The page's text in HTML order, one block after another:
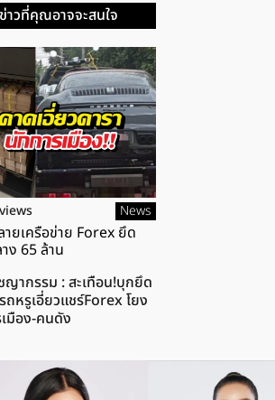
ข่าวที่คุณอาจจะสนใจ
News
ายเครือข่าย Forex ยึด
ง 65 ล้าน
ญากรรม : สะเทือน!บุกยึด
ถหรูเอี่ยวแชร์Forex โยง
มือง-คนดัง